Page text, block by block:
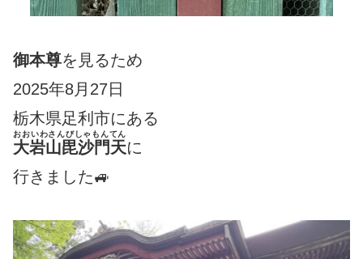
御本尊を見るため
2025年8月27日
栃木県足利市にある
大岩山毘沙門天
おおいわさんびしゃもんてん
に
行きました🚙